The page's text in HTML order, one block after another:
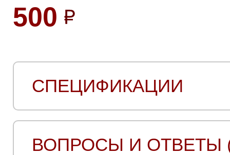
500
СПЕЦИФИКАЦИИ
ВОПРОСЫ И ОТВЕТЫ